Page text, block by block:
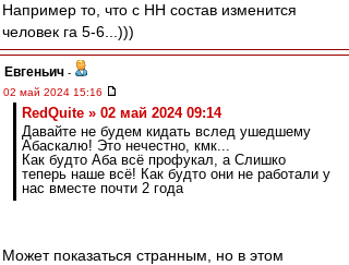
Например то, что с НН состав изменится
человек га 5-6...)))
Евгеньич -
02 май 2024 15:16
RedQuite » 02 май 2024 09:14
Давайте не будем кидать вслед ушедшему
Абаскалю! Это нечестно, кмк...
Как будто Аба всё профукал, а Слишко
теперь наше всё! Как будто они не работали у
нас вместе почти 2 года
Может показаться странным, но в этом